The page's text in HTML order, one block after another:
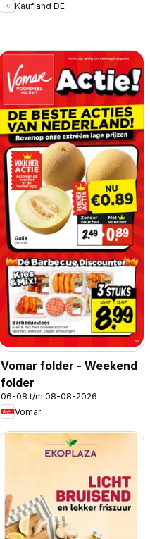
Kaufland DE
Vomar folder - Weekend
folder
06-08 t/m 08-08-2026
Vomar